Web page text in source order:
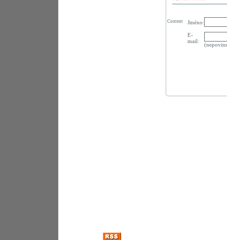
Jméno:
E-
mail:
Content